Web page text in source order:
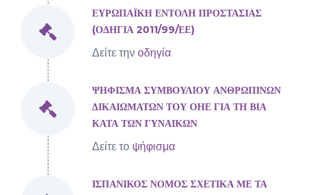
ΕΥΡΩΠΑΪΚΗ ΕΝΤΟΛΗ ΠΡΟΣΤΑΣΙΑΣ
(ΟΔΗΓΙΑ 2011/99/ΕΕ)
Δείτε την οδηγία
ΨΗΦΙΣΜΑ ΣΥΜΒΟΥΛΙΟΥ ΑΝΘΡΩΠΙΝΩΝ
ΔΙΚΑΙΩΜΑΤΩΝ ΤΟΥ ΟΗΕ ΓΙΑ ΤΗ ΒΙΑ
ΚΑΤΑ ΤΩΝ ΓΥΝΑΙΚΩΝ
Δείτε το ψήφισμα
ΙΣΠΑΝΙΚΟΣ ΝΟΜΟΣ ΣΧΕΤΙΚΑ ΜΕ ΤΑ